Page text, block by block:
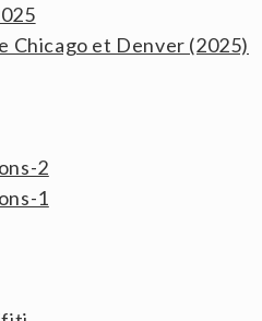
Chicago et Denver (2025)
2
1